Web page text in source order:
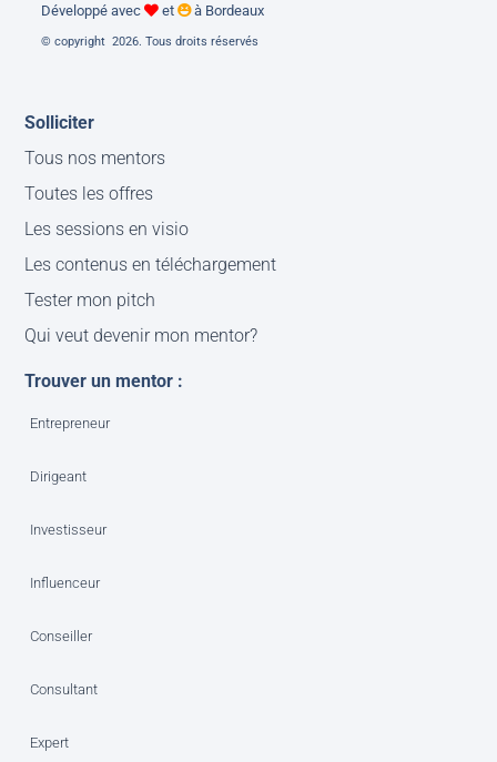
Développé avec
et à Bordeaux
© copyright 2026. Tous droits réservés
Solliciter
Tous nos mentors
Toutes les offres
Les sessions en visio
Les contenus en téléchargement
Tester mon pitch
Qui veut devenir mon mentor?
Trouver un mentor :
Entrepreneur
Dirigeant
Investisseur
Influenceur
Conseiller
Consultant
Expert